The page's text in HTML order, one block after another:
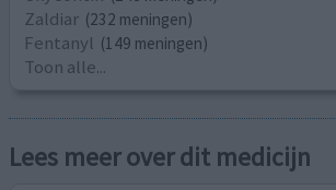
Zaldiar (232 meningen)
Fentanyl (149 meningen)
Toon alle...
Lees meer over dit medicijn